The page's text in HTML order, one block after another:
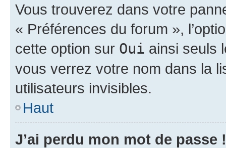
Vous trouverez dans votre
« Préférences du forum »,
cette option sur Oui ainsi seuls
vous verrez votre nom dans la
utilisateurs invisibles.
Haut
J’ai perdu mon mot de passe !